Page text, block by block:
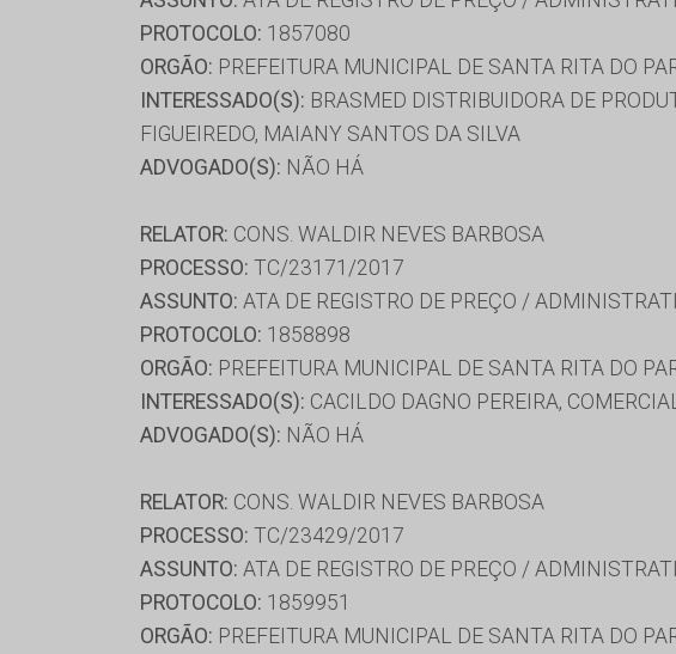
PROTOCOLO: 1857080
ORGÃO: PREFEITURA MUNICIPAL DE SANTA RITA DO
INTERESSADO(S): BRASMED DISTRIBUIDORA DE
FIGUEIREDO, MAIANY SANTOS DA SILVA
ADVOGADO(S): NÃO HÁ
RELATOR: CONS. WALDIR NEVES BARBOSA
PROCESSO: TC/23171/2017
ASSUNTO: ATA DE REGISTRO DE PREÇO /
PROTOCOLO: 1858898
ORGÃO: PREFEITURA MUNICIPAL DE SANTA RITA DO
INTERESSADO(S): CACILDO DAGNO PEREIRA,
ADVOGADO(S): NÃO HÁ
RELATOR: CONS. WALDIR NEVES BARBOSA
PROCESSO: TC/23429/2017
ASSUNTO: ATA DE REGISTRO DE PREÇO /
PROTOCOLO: 1859951
ORGÃO: PREFEITURA MUNICIPAL DE SANTA RITA DO